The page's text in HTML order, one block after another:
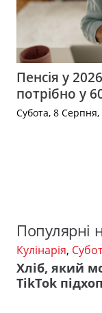
Пенсія у
потрібно у
Субота, 8 Серпня,
Популярні
Кулінарія,
Хліб, який
TikTok